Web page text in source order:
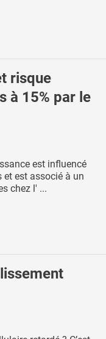
risque
à 15% par le
est influencé
est associé à un
chez l' ...